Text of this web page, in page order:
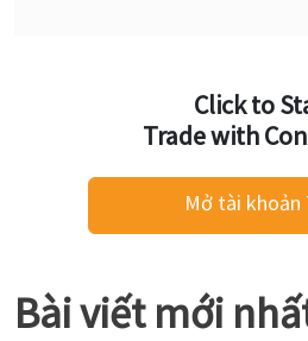
Click to
Trade with
Mở tài khoản
Bài viết mới